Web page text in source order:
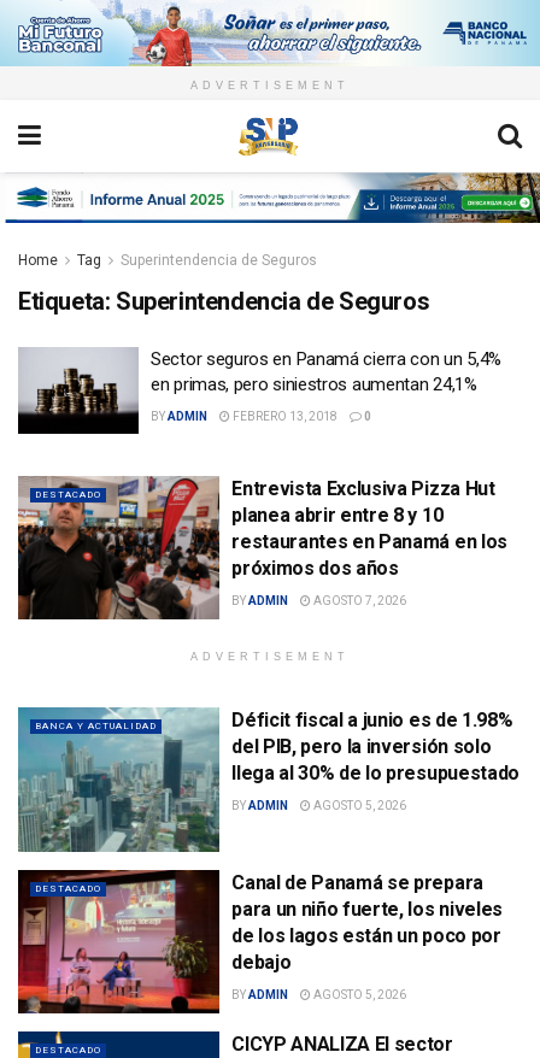
ADVERTISEMENT
Home Tag Superintendencia de Seguros
Etiqueta: Superintendencia de Seguros
Sector seguros en Panamá cierra con un 5,4%
en primas, pero siniestros aumentan 24,1%
BYADMIN FEBRERO 13, 2018 0
DESTACADO
Entrevista Exclusiva Pizza Hut
planea abrir entre 8 y 10
restaurantes en Panamá en los
próximos dos años
BYADMIN AGOSTO 7, 2026
ADVERTISEMENT
BANCA Y ACTUALIDAD
Déficit fiscal a junio es de 1.98%
del PIB, pero la inversión solo
llega al 30% de lo presupuestado
BYADMIN AGOSTO 5, 2026
DESTACADO
Canal de Panamá se prepara
para un niño fuerte, los niveles
de los lagos están un poco por
debajo
BYADMIN AGOSTO 5, 2026
DESTACADO
CICYP ANALIZA El sector